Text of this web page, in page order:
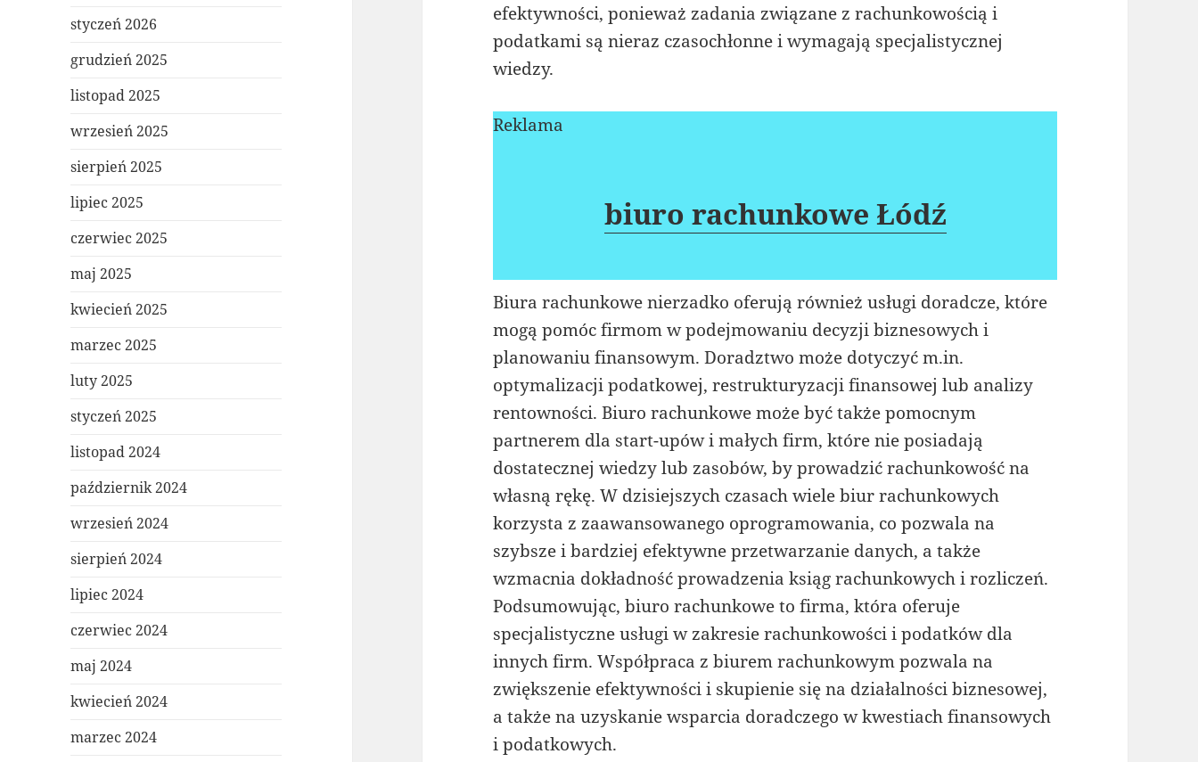
styczeń 2026
grudzień 2025
listopad 2025
wrzesień 2025
sierpień 2025
lipiec 2025
czerwiec 2025
maj 2025
kwiecień 2025
marzec 2025
luty 2025
styczeń 2025
listopad 2024
październik 2024
wrzesień 2024
sierpień 2024
lipiec 2024
czerwiec 2024
maj 2024
kwiecień 2024
marzec 2024
efektywności, ponieważ zadania związane z rachunkowością i
podatkami są nieraz czasochłonne i wymagają specjalistycznej
wiedzy.
Reklama
biuro rachunkowe Łódź
Biura rachunkowe nierzadko oferują również usługi doradcze, które
mogą pomóc firmom w podejmowaniu decyzji biznesowych i
planowaniu finansowym. Doradztwo może dotyczyć m.in.
optymalizacji podatkowej, restrukturyzacji finansowej lub analizy
rentowności. Biuro rachunkowe może być także pomocnym
partnerem dla start-upów i małych firm, które nie posiadają
dostatecznej wiedzy lub zasobów, by prowadzić rachunkowość na
własną rękę. W dzisiejszych czasach wiele biur rachunkowych
korzysta z zaawansowanego oprogramowania, co pozwala na
szybsze i bardziej efektywne przetwarzanie danych, a także
wzmacnia dokładność prowadzenia ksiąg rachunkowych i rozliczeń.
Podsumowując, biuro rachunkowe to firma, która oferuje
specjalistyczne usługi w zakresie rachunkowości i podatków dla
innych firm. Współpraca z biurem rachunkowym pozwala na
zwiększenie efektywności i skupienie się na działalności biznesowej,
a także na uzyskanie wsparcia doradczego w kwestiach finansowych
i podatkowych.